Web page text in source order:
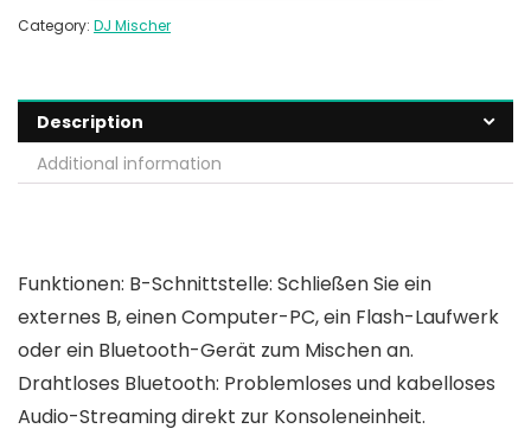
Category: DJ Mischer
Description
Additional information
Funktionen: B-Schnittstelle: Schließen Sie ein
externes B, einen Computer-PC, ein Flash-Laufwerk
oder ein Bluetooth-Gerät zum Mischen an.
Drahtloses Bluetooth: Problemloses und kabelloses
Audio-Streaming direkt zur Konsoleneinheit.